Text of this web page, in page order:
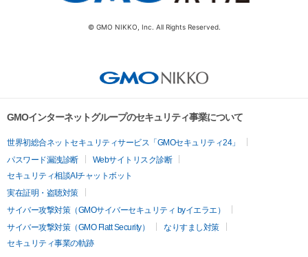
© GMO NIKKO, Inc. All Rights Reserved.
GMOインターネットグループのセキュリティ事業について
世界初総合ネットセキュリティサービス「GMOセキュリティ24」
パスワード漏洩診断
Webサイトリスク診断
セキュリティ相談AIチャットボット
実在証明・盗聴対策
サイバー攻撃対策（GMOサイバーセキュリティ byイエラエ）
サイバー攻撃対策（GMO Flatt Security）
なりすまし対策
セキュリティ事業の軌跡